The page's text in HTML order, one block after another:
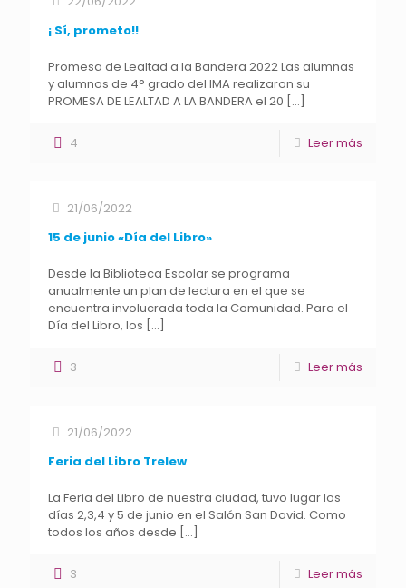
¡ Sí, prometo!!
Promesa de Lealtad a la Bandera 2022 Las alumnas
y alumnos de 4° grado del IMA realizaron su
PROMESA DE LEALTAD A LA BANDERA el 20 […]
4 Leer más
21/06/2022
15 de junio «Día del Libro»
Desde la Biblioteca Escolar se programa
anualmente un plan de lectura en el que se
encuentra involucrada toda la Comunidad. Para el
Día del Libro, los […]
3 Leer más
21/06/2022
Feria del Libro Trelew
La Feria del Libro de nuestra ciudad, tuvo lugar los
días 2,3,4 y 5 de junio en el Salón San David. Como
todos los años desde […]
3 Leer más